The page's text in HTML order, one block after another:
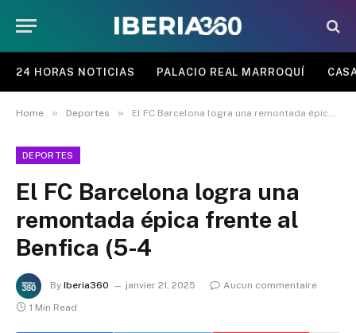
24 HORAS NOTICIAS PALACIO REAL MARROQUÍ
Home » Deportes » El FC Barcelona logra una remontada épica frente al Benfica (5-4
DEPORTES
El FC Barcelona logra una
remontada épica frente al
Benfica (5-4
By Iberia360 janvier 21, 2025
Aucun commentaire
1 Min Read